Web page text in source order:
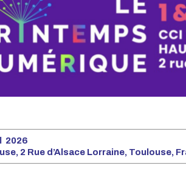
2026
2 Rue d’Alsace Lorraine, Toulouse,